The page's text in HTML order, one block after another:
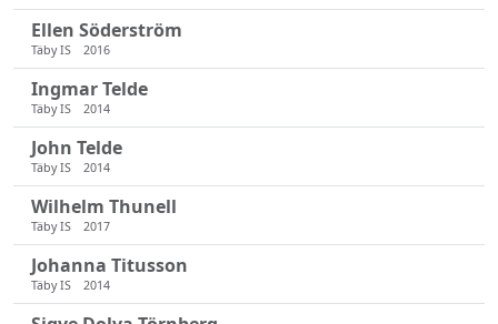
Ellen Söderström
Täby IS 2016
Ingmar Telde
Täby IS 2014
John Telde
Täby IS 2014
Wilhelm Thunell
Täby IS 2017
Johanna Titusson
Täby IS 2014